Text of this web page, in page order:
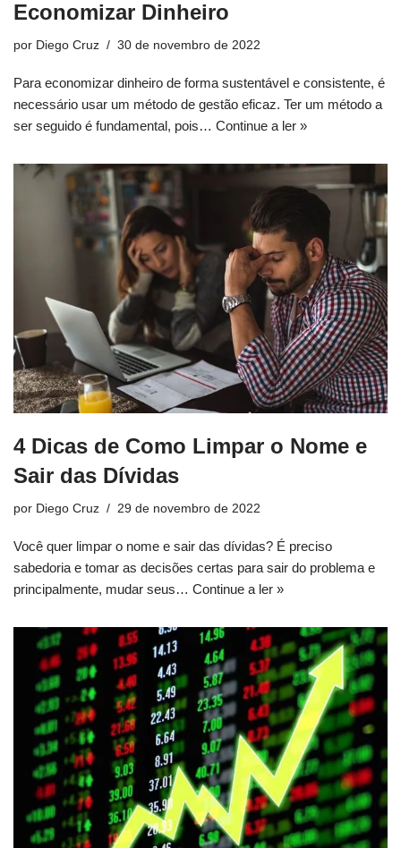
Economizar Dinheiro
por Diego Cruz 30 de novembro de 2022
Para economizar dinheiro de forma sustentável e consistente, é
necessário usar um método de gestão eficaz. Ter um método a
ser seguido é fundamental, pois… Continue a ler »
4 Dicas de Como Limpar o Nome e
Sair das Dívidas
por Diego Cruz 29 de novembro de 2022
Você quer limpar o nome e sair das dívidas? É preciso
sabedoria e tomar as decisões certas para sair do problema e
principalmente, mudar seus… Continue a ler »